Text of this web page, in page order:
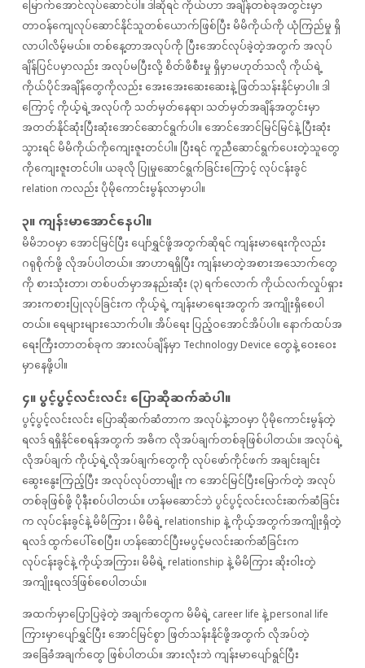
မြောက်​​အောင်​လုပ်​​ဆောင်​ပါ။ ဒါဆိုရင်​ ကိုယ်​ဟာ အချိန်​တစ်​ခုအတွင်းမှာ
တာဝန်​​ကျေလုပ်​​ဆောင်နိုင်​သူတစ်​​ယောက်​ဖြစ်​ပြီး မိမိကိုယ်ကို ယုံကြည်မှု ရှိ
လာပါလိမ့်မယ်။ တစ်​​နေ့တာအလုပ်​ကို ပြီး​အောင်​လုပ်​ခဲ့တဲ့အတွက်​ အလုပ်
ချိန်ပြင်ပမှာလည်း အလုပ်​မပြီးလို့ စိတ်​ဖိစီးမှု ရှိ​မှာမဟုတ်​သလို ကိုယ်​ရဲ့
ကိုယ်​ပိုင်​အချိန်​​တွေကိုလည်း အေးအေးဆေးဆေးနဲ့ ဖြတ်သန်းနိုင်မှာပါ။ ဒါ
ကြောင့် ကိုယ့်ရဲ့အလုပ်ကို သတ်မှတ်နေရာ၊ သတ်မှတ်အချိန်အတွင်းမှာ
အတတ်နိုင်ဆုံးပြီးဆုံးအောင်ဆောင်ရွက်ပါ။ အောင်အောင်မြင်မြင်နဲ့ ပြီးဆုံး
သွားရင် မိမိကိုယ်ကိုကျေးဇူးတင်ပါ။ ပြီးရင် ကူညီဆောင်ရွက်ပေးတဲ့သူတွေ
ကိုကျေးဇူးတင်ပါ။ ယခုလို ပြုမှုဆောင်ရွက်ခြင်းကြောင့် လုပ်ငန်းခွင်
relation ကလည်း ပိုမိုကောင်းမွန်လာမှာပါ။
၃။ ကျန်းမာအောင်​​နေပါ။
မိမိဘဝမှာ အောင်မြင်ပြီး ပျော်ရွှင်ဖို့အတွက်ဆိုရင် ကျန်းမာရေးကိုလည်း
ဂရုစိုက်​ဖို့ လိုအပ်ပါတယ်။ အာဟာရရှိပြီး ကျန်းမာတဲ့အစားအ​သောက်​​တွေ
ကို စားသုံးတာ၊ တစ်​ပတ်​မှာအနည်းဆုံး (၃) ရက်​​လောက်​ ကိုယ်​လက်​လှုပ်​ရှား
အားကစားပြုလုပ်​ခြင်းက ကိုယ့်ရဲ့ ကျန်းမာရေးအတွက် အကျိုးရှိစေပါ
တယ်။ ​ရေများများ​သောက်​ပါ။ အိပ်ရေး ပြည့်ဝအောင်​အိပ်​ပါ။ ​နောက်​ထပ်​အ​
ရေးကြီးတာတစ်​ခုက အားလပ်​ချိန်​မှာ Technology Device ​တွေနဲ့ ​ဝေး​ဝေး
မှာ​နေဖို့ပါ။
၄။ ပွင့်ပွင့်လင်းလင်း ပြောဆိုဆက်ဆံပါ။
ပွင့်ပွင့်လင်းလင်း ပြောဆိုဆက်ဆံတာက အလုပ်နဲ့ဘဝမှာ ပိုမိုကောင်းမွန်တဲ့
ရလဒ် ရရှိနိုင်စေရန်အတွက် အဓိက လိုအပ်ချက်တစ်ခုဖြစ်ပါတယ်။ အလုပ်ရဲ့
လိုအပ်ချက် ကိုယ့်ရဲ့လိုအပ်ချက်တွေကို လုပ်ဖော်ကိုင်ဖက် အချင်းချင်း
ဆွေးနွေးကြည့်ပြီး အလုပ်လုပ်တာမျိုး က အောင်မြင်ပြီးမြောက်တဲ့ အလုပ်
တစ်ခုဖြစ်ဖို့ ပိုနီးစပ်ပါတယ်။ ဟန်မဆောင်ဘဲ ပွင်ပွင့်လင်းလင်းဆက်ဆံခြင်း
က လုပ်ငန်းခွင်နဲ့ မိမိကြား ၊ မိမိရဲ့ relationship နဲ့ ကိုယ့်အတွက်အကျိုးရှိတဲ့
ရလဒ် ထွက်ပေါ်စေပြီး၊ ဟန်ဆောင်ပြီးမပွင့်မလင်းဆက်ဆံခြင်းက
လုပ်ငန်းခွင်နဲ့ ကိုယ့်အကြား၊ မိမိရဲ့ relationship နဲ့ မိမိကြား ဆိုးဝါးတဲ့
အကျိုးရလဒ်ဖြစ်စေပါတယ်။
အထက်မှာ‌ပြောပြခဲ့တဲ့ အချက်တွေက မိမိရဲ့ career life နဲ့ personal life
ကြားမှာပျော်ရွှင်ပြီး အောင်မြင်စွာ ဖြတ်သန်းနိုင်ဖို့အတွက် လိုအပ်တဲ့
အခြေခံအချက်တွေ ဖြစ်ပါတယ်။ အားလုံးဘဲ ကျန်းမာပျော်ရွင်ပြီး